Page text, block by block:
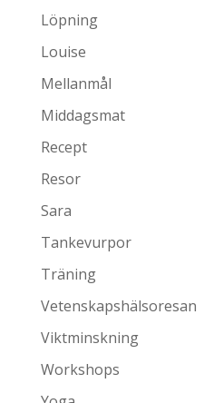
Löpning
Louise
Mellanmål
Middagsmat
Recept
Resor
Sara
Tankevurpor
Träning
Vetenskapshälsoresan
Viktminskning
Workshops